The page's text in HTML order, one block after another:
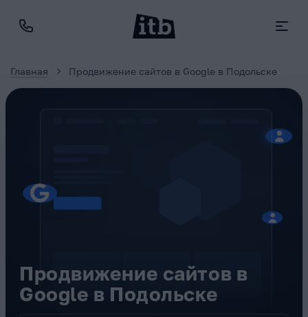
Главная Продвижение сайтов в Google в Подольске
Продвижение сайтов в
Google в Подольске